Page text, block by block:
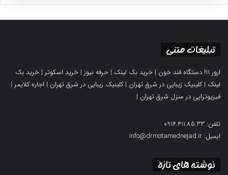
تبلیغات متنی
ارور h1 دستگاه قند خون | خرید بک لینک | حرفه نیوز | خرید اسکوتر | خرید بک
لینک |کلینیک زیبایی در شرق تهران |کلینیک زیبایی در شرق تهران | اجاره کلایمر |
فیزیوتراپی در منزل شرق تهران |
تلفن: 0914.411.85.33
ایمیل: info@drmotamednejad.ir
نوشته های تازه